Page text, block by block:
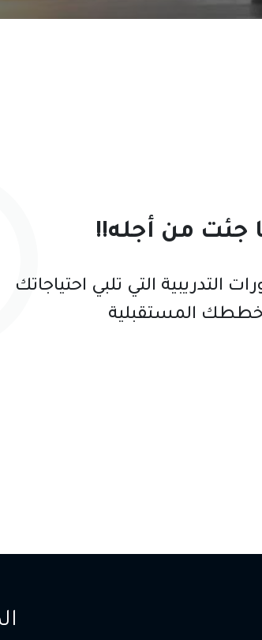
برامج ودورات
جئت من أجله!!
التدريبية التي تلبي احتياجاتك
المستقبلية